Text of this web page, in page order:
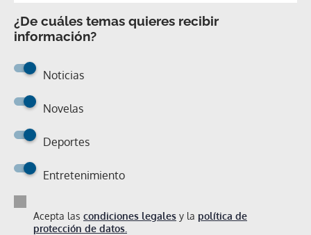
¿De cuáles temas quieres recibir
información?
Noticias
Novelas
Deportes
Entretenimiento
Acepta las condiciones legales y la política de
protección de datos.